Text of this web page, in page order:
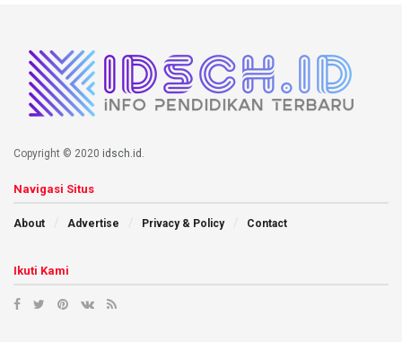
Copyright © 2020 idsch.id
Navigasi Situs
About Advertise Privacy & Policy Contact
Ikuti Kami